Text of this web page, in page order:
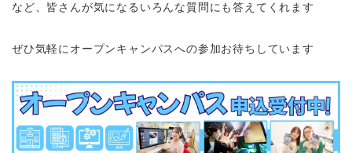
など、皆さんが気になるいろんな質問にも答えてくれます
ぜひ気軽にオープンキャンパスへの参加お待ちしています